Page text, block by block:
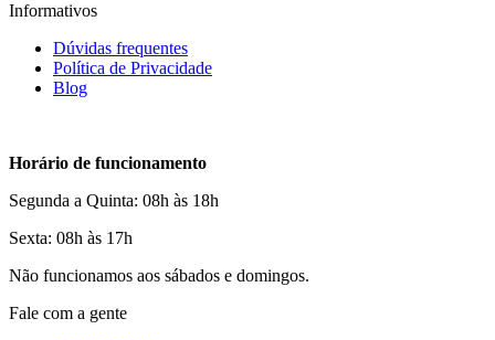
Informativos
Dúvidas frequentes
Política de Privacidade
Blog
Horário de funcionamento
Segunda a Quinta: 08h às 18h
Sexta: 08h às 17h
Não funcionamos aos sábados e domingos.
Fale com a gente